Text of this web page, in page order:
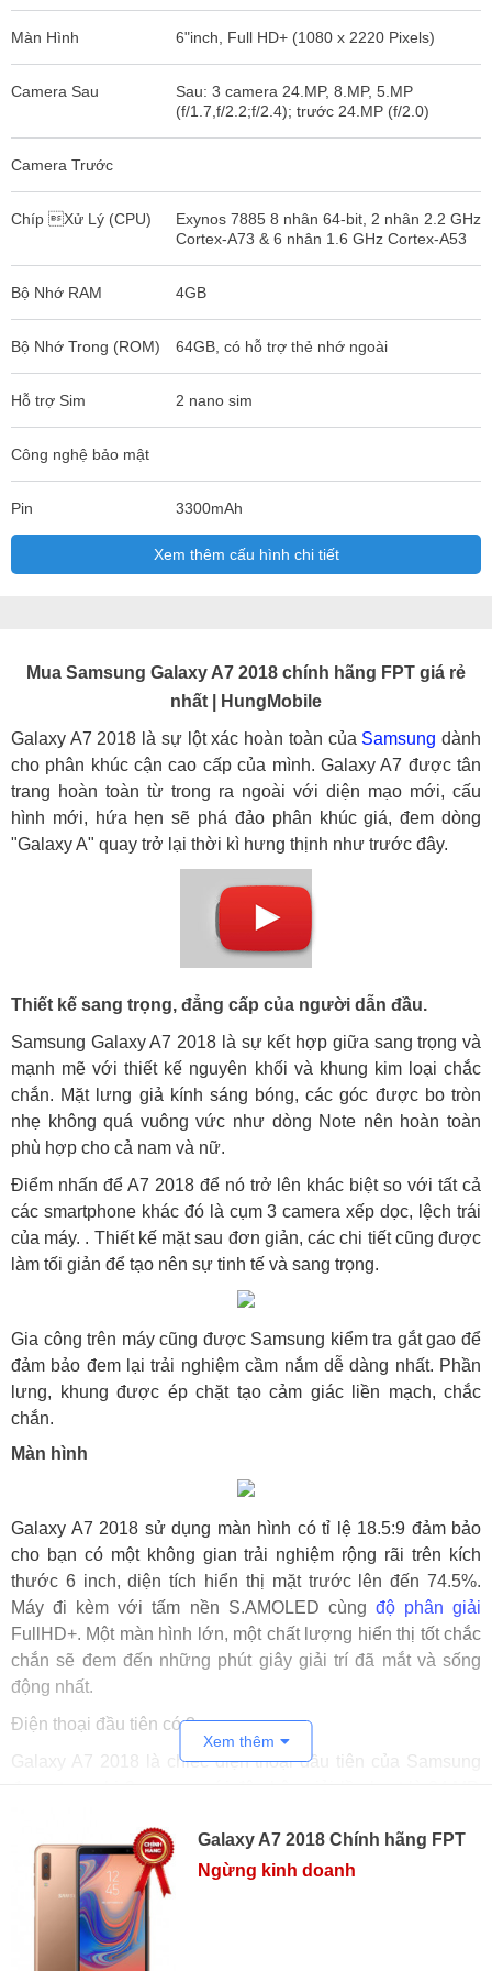
Màn Hình 6"inch, Full HD+ (1080 x 2220 Pixels)
Camera Sau
Sau: 3 camera 24.MP, 8.MP, 5.MP
(f/1.7,f/2.2;f/2.4); trước 24.MP (f/2.0)
Camera Trước
Chíp Xử Lý (CPU)
Exynos 7885 8 nhân 64-bit, 2 nhân 2.2 GHz
Cortex-A73 & 6 nhân 1.6 GHz Cortex-A53
Bộ Nhớ RAM 4GB
Bộ Nhớ Trong (ROM) 64GB, có hỗ trợ thẻ nhớ ngoài
Hỗ trợ Sim 2 nano sim
Công nghệ bảo mật
Pin 3300mAh
Xem thêm cấu hình chi tiết
Mua Samsung Galaxy A7 2018 chính hãng FPT giá rẻ
nhất | HungMobile
Galaxy A7 2018 là sự lột xác hoàn toàn của Samsung dành
cho phân khúc cận cao cấp của mình. Galaxy A7 được tân
trang hoàn toàn từ trong ra ngoài với diện mạo mới, cấu
hình mới, hứa hẹn sẽ phá đảo phân khúc giá, đem dòng
"Galaxy A" quay trở lại thời kì hưng thịnh như trước đây.
Thiết kế sang trọng, đẳng cấp của người dẫn đầu.
Samsung Galaxy A7 2018 là sự kết hợp giữa sang trọng và
mạnh mẽ với thiết kế nguyên khối và khung kim loại chắc
chắn. Mặt lưng giả kính sáng bóng, các góc được bo tròn
nhẹ không quá vuông vức như dòng Note nên hoàn toàn
phù hợp cho cả nam và nữ.
Điểm nhấn để A7 2018 để nó trở lên khác biệt so với tất cả
các smartphone khác đó là cụm 3 camera xếp dọc, lệch trái
của máy. . Thiết kế mặt sau đơn giản, các chi tiết cũng được
làm tối giản để tạo nên sự tinh tế và sang trọng.
Gia công trên máy cũng được Samsung kiểm tra gắt gao để
đảm bảo đem lại trải nghiệm cầm nắm dễ dàng nhất. Phần
lưng, khung được ép chặt tạo cảm giác liền mạch, chắc
chắn.
Màn hình
Galaxy A7 2018 sử dụng màn hình có tỉ lệ 18.5:9 đảm bảo
cho bạn có một không gian trải nghiệm rộng rãi trên kích
thước 6 inch, diện tích hiển thị mặt trước lên đến 74.5%.
Máy đi kèm với tấm nền S.AMOLED cùng độ phân giải
FullHD+. Một màn hình lớn, một chất lượng hiển thị tốt chắc
chắn sẽ đem đến những phút giây giải trí đã mắt và sống
động nhất.
Điện thoại đầu tiên có 3 camera
Galaxy A7 2018 là chiếc điện thoại đầu tiên của Samsung
Cảm biến chính 24 MP nằm giữa cụm camera có
F/1.7, giúp hình ảnh chi tiết hơn, đặc biệt ở điều kiện ánh
sáng thấp. Phía trên là cảm biến độ sâu 5 MP F/2.2 và ống
Xem thêm
Galaxy A7 2018 Chính hãng FPT
Ngừng kinh doanh